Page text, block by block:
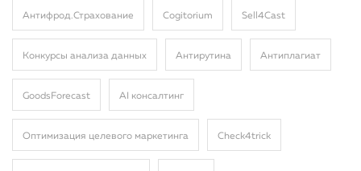
Антифрод.Страхование Cogitorium Sell4Cast
Конкурсы анализа данных Антирутина Антиплагиат
GoodsForecast AI консалтинг
Оптимизация целевого маркетинга Сheck4trick